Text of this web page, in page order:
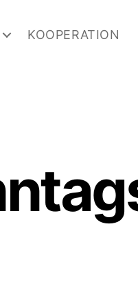
KOOPERATION